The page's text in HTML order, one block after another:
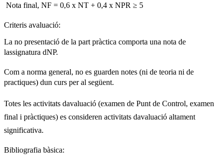
 Nota final, NF = 0,6 x NT + 0,4 x NPR ≥ 5
Criteris avaluació:
La no presentació de la part pràctica comporta una nota de
lassignatura dNP.
Com a norma general, no es guarden notes (ni de teoria ni de
practiques) dun curs per al següent.
Totes les activitats davaluació (examen de Punt de Control, examen
final i pràctiques) es consideren activitats davaluació altament
significativa.
Bibliografia bàsica: